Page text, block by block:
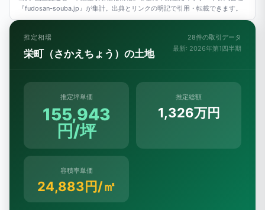
『fudosan-souba.jp』が集計。出典とリンクの明記で引用・転載できます。
推定相場
栄町（さかえちょう）の土地
28件の取引データ
最新: 2026年第1四半期
推定坪単価
155,943
円/坪
推定総額
1,326万円
容積率単価
24,883円/㎡